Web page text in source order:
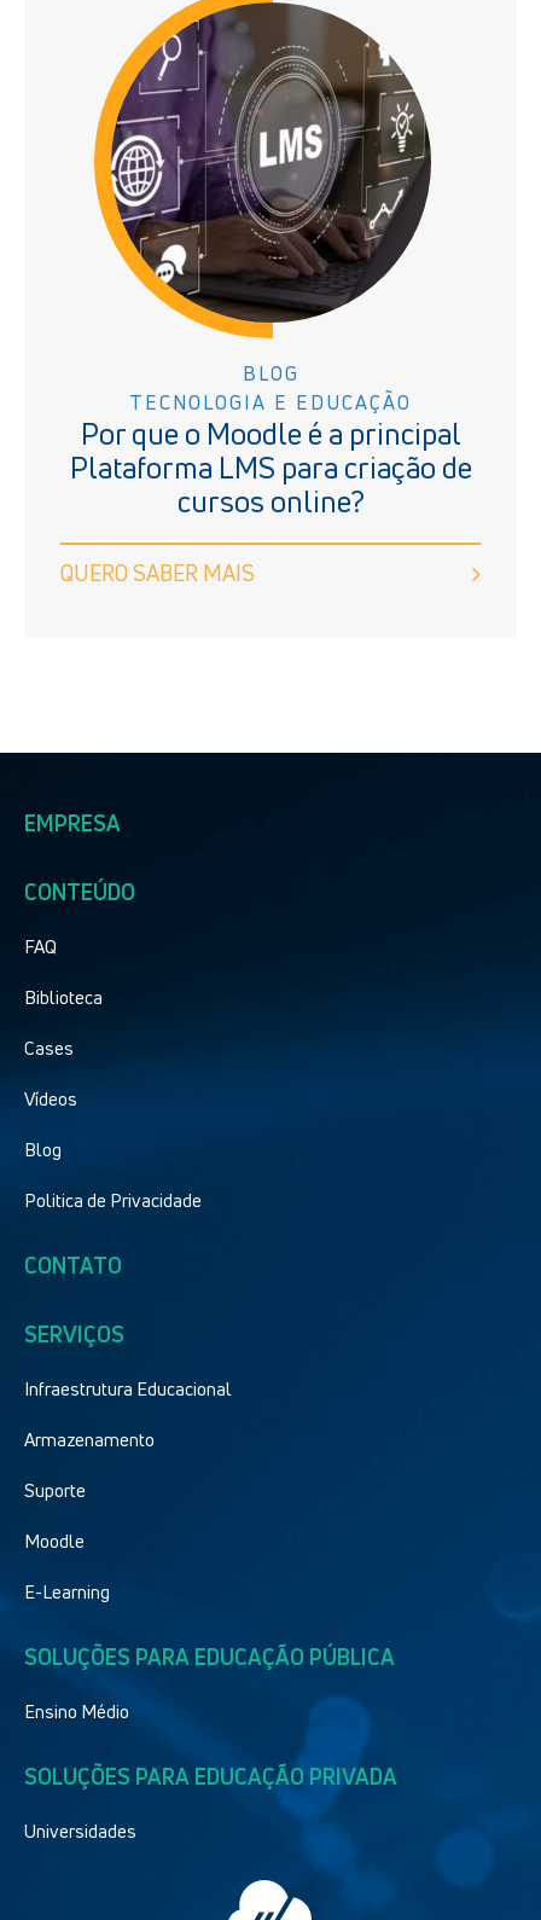
BLOG
TECNOLOGIA E EDUCAÇÃO
Por que o Moodle é a principal
Plataforma LMS para criação de
cursos online?
QUERO SABER MAIS
EMPRESA
CONTEÚDO
FAQ
Biblioteca
Cases
Vídeos
Blog
Politica de Privacidade
CONTATO
SERVIÇOS
Infraestrutura Educacional
Armazenamento
Suporte
Moodle
E-Learning
SOLUÇÕES PARA EDUCAÇÃO PÚBLICA
Ensino Médio
SOLUÇÕES PARA EDUCAÇÃO PRIVADA
Universidades